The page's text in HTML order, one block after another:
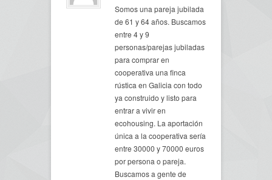
Somos una pareja jubilada
de 61 y 64 años. Buscamos
entre 4 y 9
personas/parejas jubiladas
para comprar en
cooperativa una finca
rústica en Galicia con todo
ya construido y listo para
entrar a vivir en
ecohousing. La aportación
única a la cooperativa sería
entre 30000 y 70000 euros
por persona o pareja.
Buscamos a gente de